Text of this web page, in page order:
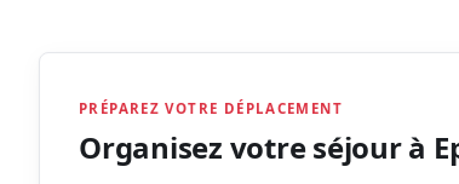
PRÉPAREZ VOTRE DÉPLACEMENT
Organisez votre séjour à